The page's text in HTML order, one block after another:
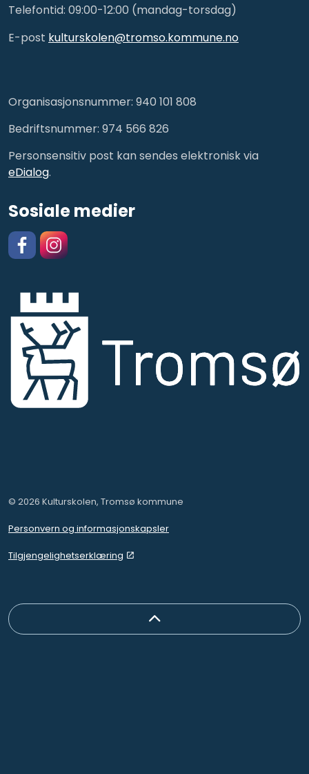
Telefontid: 09:00-12:00 (mandag-torsdag)
E-post kulturskolen@tromso.kommune.no
Organisasjonsnummer: 940 101 808
Bedriftsnummer: 974 566 826
Personsensitiv post kan sendes elektronisk via
eDialog.
Sosiale medier
© 2026 Kulturskolen, Tromsø kommune
Personvern og informasjonskapsler
Tilgjengelighetserklæring